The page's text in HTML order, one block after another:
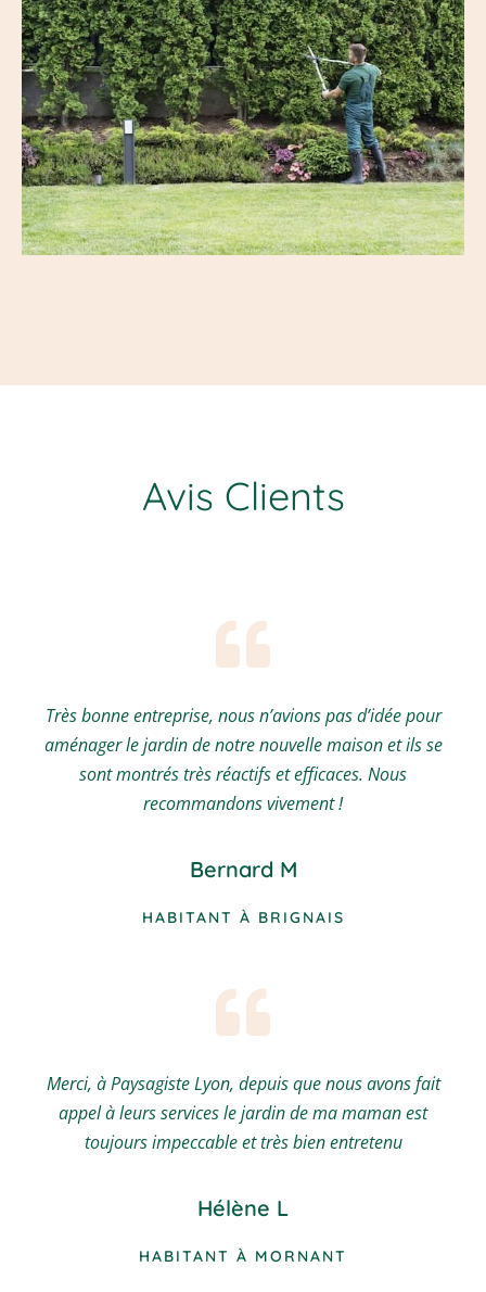
Avis Clients
Très bonne entreprise, nous n’avions pas d’idée pour
aménager le jardin de notre nouvelle maison et ils se
sont montrés très réactifs et efficaces. Nous
recommandons vivement !
Bernard M
HABITANT À BRIGNAIS
Merci, à Paysagiste Lyon, depuis que nous avons fait
appel à leurs services le jardin de ma maman est
toujours impeccable et très bien entretenu
Hélène L
HABITANT À MORNANT